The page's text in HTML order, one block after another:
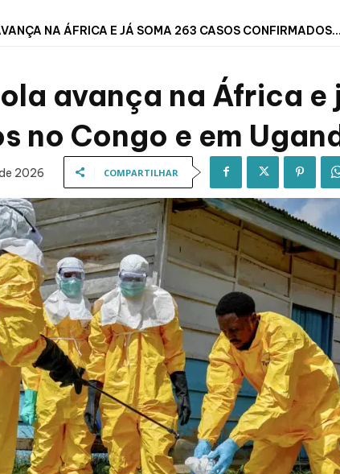
NA ÁFRICA E JÁ SOMA 263 CASOS CONFIRMADOS...
avança na África e
no Congo e em
2026 COMPARTILHAR